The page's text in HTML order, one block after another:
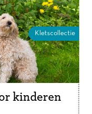
Kletscollectie
kinderen